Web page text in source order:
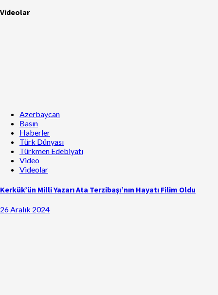
Videolar
Azerbaycan
Basın
Haberler
Türk Dünyası
Türkmen Edebiyatı
Video
Videolar
Kerkük’ün Milli Yazarı Ata Terzibaşı’nın Hayatı Filim Oldu
26 Aralık 2024